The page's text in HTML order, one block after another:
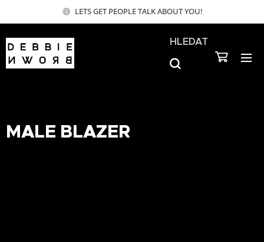
LETS GET PEOPLE TALK ABOUT YOU!
HLEDAT
MALE BLAZER